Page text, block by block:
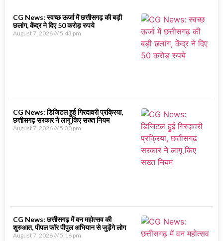
CG News: स्वच्छ ऊर्जा में छत्तीसगढ़ की बड़ी
छलांग, केंद्र ने दिए 50 करोड़ रुपये
August 7, 2026 5:43 pm
CG News: डिजिटल हुई गिरदावरी प्रक्रिया,
छत्तीसगढ़ सरकार ने लागू किए सख्त नियम
August 7, 2026 5:30 pm
CG News: छत्तीसगढ़ में वन महोत्सव की
शुरुआत, पीपल फॉर पीपुल अभियान से जुड़ेंगे लोग
August 7, 2026 5:16 pm